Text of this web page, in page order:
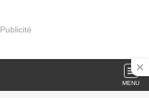
Publicité
MENU